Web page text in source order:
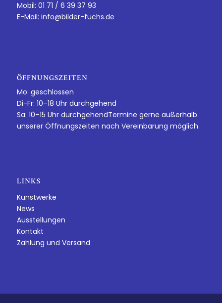
Mobil: 01 71 / 6 39 37 93
E-Mail: info@bilder-fuchs.de
ÖFFNUNGSZEITEN
Mo: geschlossen
Di-Fr: 10–18 Uhr durchgehend
Sa: 10–15 Uhr durchgehendTermine gerne außerhalb
unserer Öffnungszeiten nach Vereinbarung möglich.
LINKS
Kunstwerke
News
Ausstellungen
Kontakt
Zahlung und Versand